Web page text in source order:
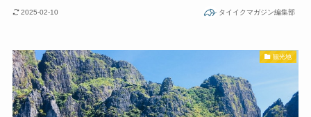
2025-02-10 タイイクマガジン編集部
観光地